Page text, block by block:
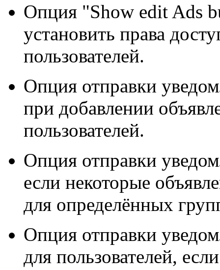
Опция "Show edit Ads
установить права
пользователей.
Опция отправки
при добавлении
пользователей.
Опция отправки
если некоторые
для определённых
Опция отправки
для пользователей,